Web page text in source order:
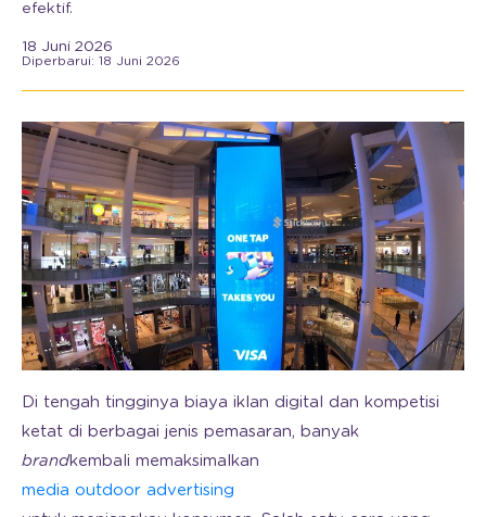
efektif.
18 Juni 2026
Diperbarui: 18 Juni 2026
Di tengah tingginya biaya iklan digital dan kompetisi
ketat di berbagai jenis pemasaran, banyak
brandkembali memaksimalkan
media outdoor advertising